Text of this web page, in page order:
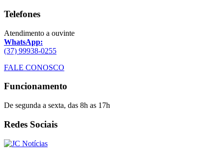
Telefones
Atendimento a ouvinte
WhatsApp:
(37) 99938-0255
FALE CONOSCO
Funcionamento
De segunda a sexta, das 8h as 17h
Redes Sociais